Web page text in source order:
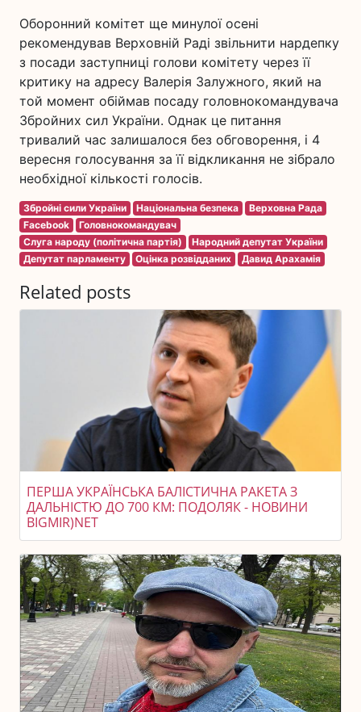
Оборонний комітет ще минулої осені
рекомендував Верховній Раді звільнити нардепку
з посади заступниці голови комітету через її
критику на адресу Валерія Залужного, який на
той момент обіймав посаду головнокомандувача
Збройних сил України. Однак це питання
тривалий час залишалося без обговорення, і 4
вересня голосування за її відкликання не зібрало
необхідної кількості голосів.
Збройні сили України Національна безпека
Верховна Рада
Facebook
Головнокомандувач
Слуга народу (політична партія)
Народний депутат України
Депутат парламенту
Оцінка розвідданих Давид Арахамія
Related posts
ПЕРША УКРАЇНСЬКА БАЛІСТИЧНА РАКЕТА З
ДАЛЬНІСТЮ ДО 700 КМ: ПОДОЛЯК - НОВИНИ
BIGMIR)NET